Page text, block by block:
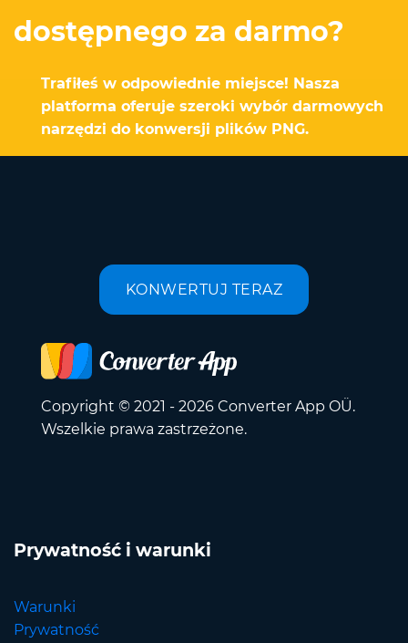
dostępnego za darmo?
Trafiłeś w odpowiednie miejsce! Nasza
platforma oferuje szeroki wybór darmowych
narzędzi do konwersji plików PNG.
KONWERTUJ TERAZ
Copyright © 2021 - 2026 Converter App OÜ.
Wszelkie prawa zastrzeżone.
Prywatność i warunki
Warunki
Prywatność